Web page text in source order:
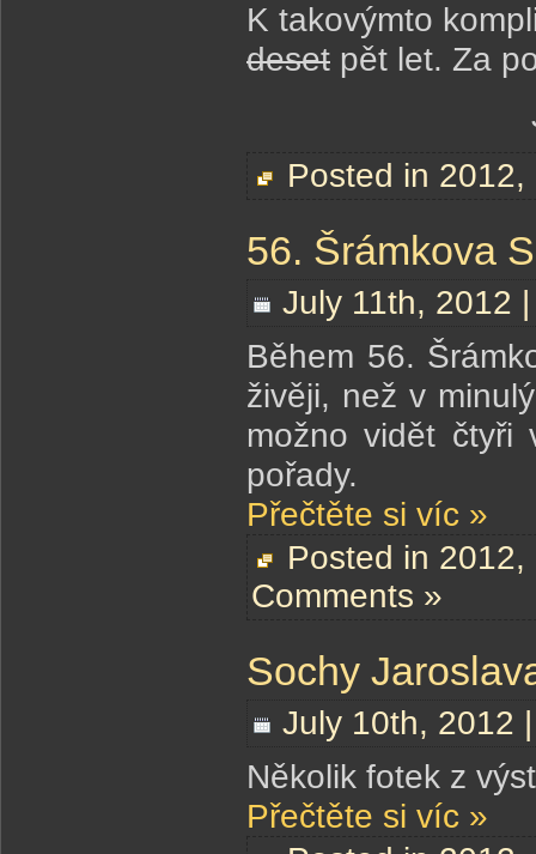
K takovýmto
deset pět let. Za
Posted in 2012,
56. Šrámkova
July 11th, 2012
Během 56.
živěji, než v
možno vidět čtyři
pořady.
Přečtěte si víc »
Posted in 2012,
Comments »
Sochy
July 10th, 2012
Několik fotek z
Přečtěte si víc »